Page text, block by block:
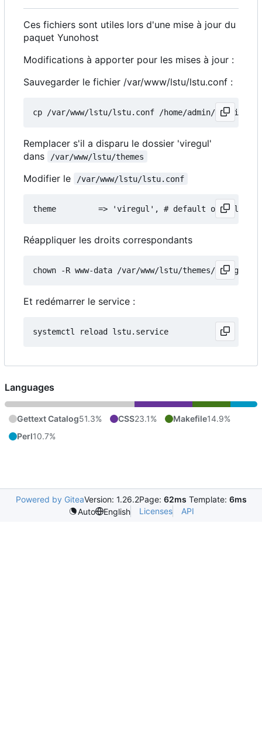
Ces fichiers sont utiles lors d'une mise à jour du
paquet Yunohost
Modifications à apporter pour les mises à jour :
Sauvegarder le fichier /var/www/lstu/lstu.conf :
Remplacer s'il a disparu le dossier 'viregul'
dans
/var/www/lstu/themes
Modifier le /var/www/lstu/lstu.conf
Réappliquer les droits correspondants
Et redémarrer le service :
Languages
Gettext Catalog51.3% CSS23.1% Makefile14.9%
Perl10.7%
Powered by GiteaVersion: 1.26.2Page: 62ms Template: 6ms
Auto
English Licenses API